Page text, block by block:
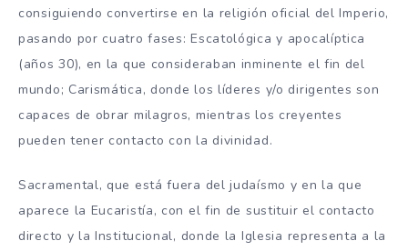
consiguiendo convertirse en la religión oficial del Imperio,
pasando por cuatro fases: Escatológica y apocalíptica
(años 30), en la que consideraban inminente el fin del
mundo; Carismática, donde los líderes y/o dirigentes son
capaces de obrar milagros, mientras los creyentes
pueden tener contacto con la divinidad.
Sacramental, que está fuera del judaísmo y en la que
aparece la Eucaristía, con el fin de sustituir el contacto
directo y la Institucional, donde la Iglesia representa a la